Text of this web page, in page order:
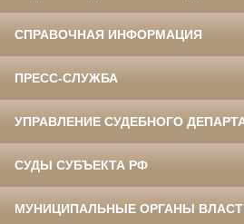
СПРАВОЧНАЯ ИНФОРМАЦИЯ
ПРЕСС-СЛУЖБА
УПРАВЛЕНИЕ СУДЕБНОГО
СУДЫ СУБЪЕКТА РФ
МУНИЦИПАЛЬНЫЕ ОРГАНЫ